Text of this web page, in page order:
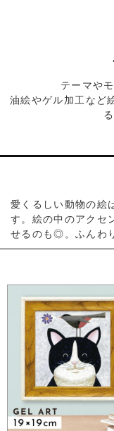
テーマや
油絵やゲル加工など
愛くるしい動物の絵
す。絵の中のアクセ
せるのも◎。ふんわ